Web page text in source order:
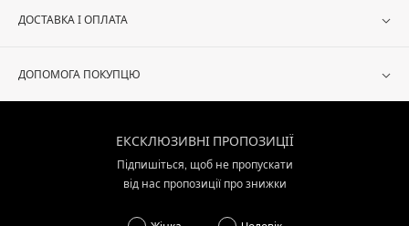
ДОСТАВКА І ОПЛАТА
ДОПОМОГА ПОКУПЦЮ
ЕКСКЛЮЗИВНІ ПРОПОЗИЦІЇ
Підпишіться, щоб не пропускати
від нас пропозиції про знижки